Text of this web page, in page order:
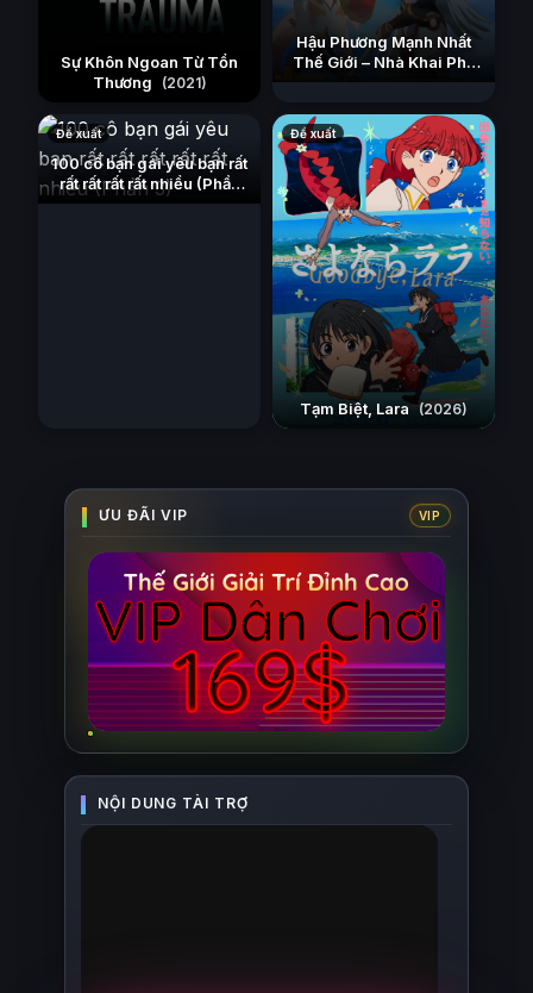
Sự Khôn Ngoan Từ Tổn
Thương
(2021)
Hậu Phương Mạnh Nhất
Thế Giới – Nhà Khai Phá
Tân Binh Của Vương Quốc
Đề xuất
100 cô bạn gái yêu bạn rất
rất rất rất rất nhiều (Phần
3) (2023)
Đề xuất
Tạm Biệt, Lara (2026)